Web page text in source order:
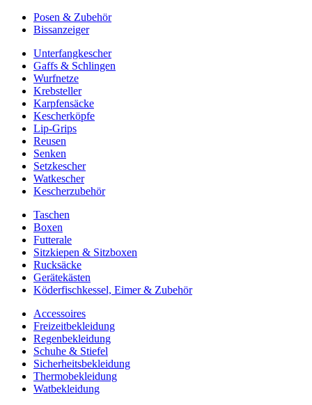
Posen & Zubehör
Bissanzeiger
Unterfangkescher
Gaffs & Schlingen
Wurfnetze
Krebsteller
Karpfensäcke
Kescherköpfe
Lip-Grips
Reusen
Senken
Setzkescher
Watkescher
Kescherzubehör
Taschen
Boxen
Futterale
Sitzkiepen & Sitzboxen
Rucksäcke
Gerätekästen
Köderfischkessel, Eimer & Zubehör
Accessoires
Freizeitbekleidung
Regenbekleidung
Schuhe & Stiefel
Sicherheitsbekleidung
Thermobekleidung
Watbekleidung